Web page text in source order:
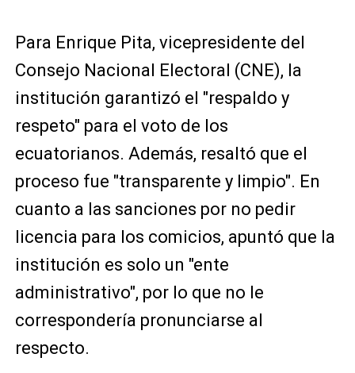
Para Enrique Pita, vicepresidente del
Consejo Nacional Electoral (CNE), la
institución garantizó el "respaldo y
respeto" para el voto de los
ecuatorianos. Además, resaltó que el
proceso fue "transparente y limpio". En
cuanto a las sanciones por no pedir
licencia para los comicios, apuntó que la
institución es solo un "ente
administrativo", por lo que no le
correspondería pronunciarse al
respecto.